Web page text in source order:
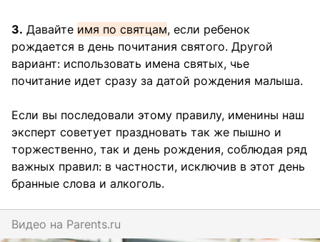
3. Давайте имя по святцам, если ребенок
рождается в день почитания святого. Другой
вариант: использовать имена святых, чье
почитание идет сразу за датой рождения малыша.
Если вы последовали этому правилу, именины наш
эксперт советует праздновать так же пышно и
торжественно, так и день рождения, соблюдая ряд
важных правил: в частности, исключив в этот день
бранные слова и алкоголь.
Видео на parents.ru